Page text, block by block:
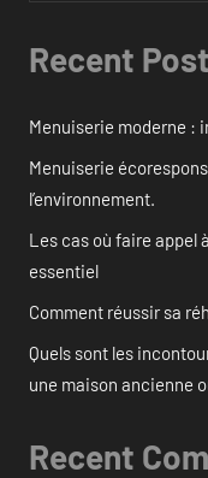
Recent
Menuiserie moderne :
Menuiserie
l’environnement.
Les cas où faire appel
essentiel
Comment réussir sa
Quels sont les
une maison ancienne
Recent